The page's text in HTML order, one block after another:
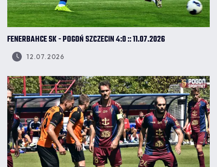
FENERBAHCE SK - POGOŃ SZCZECIN 4:0 :: 11.07.2026
12.07.2026